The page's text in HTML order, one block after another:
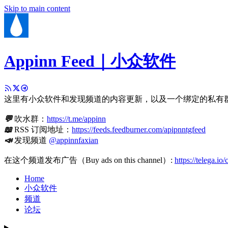
Skip to main content
Appinn Feed｜小众软件
这里有小众软件和发现频道的内容更新，以及一个绑定的私有
💬吹水群： https://t.me/appinn
📖RSS 订阅地址： https://feeds.feedburner.com/apipnntgfeed
📣发现频道 @appinnfaxian
在这个频道发布广告（Buy ads on this channel）: https://telega.io/
Home
小众软件
频道
论坛